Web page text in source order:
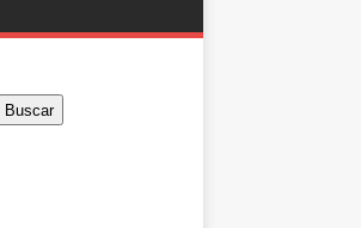
Buscar